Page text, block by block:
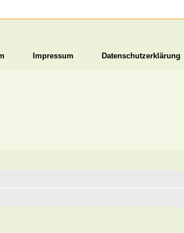
Impressum Datenschutzerklärung